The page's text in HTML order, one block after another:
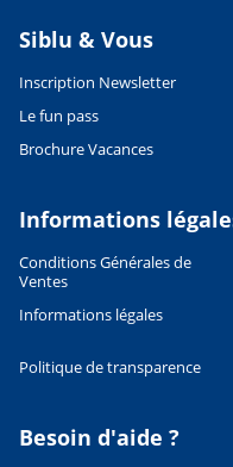
Siblu & Vous
Inscription Newsletter
Le fun pass
Brochure Vacances
Informations
Conditions Générales de
Ventes
Informations légales
Politique de transparence
Besoin d'aide ?